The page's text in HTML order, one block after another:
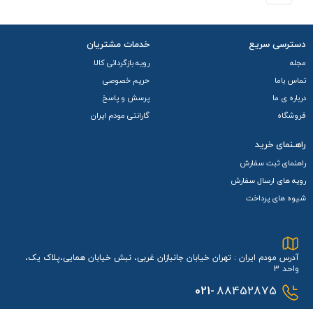
دسترسی سریع
مجله
تماس باما
درباره ی ما
فروشگاه
خدمات مشتریان
رویه بازگردانی کالا
حریم خصوصی
پرسش و پاسخ
گارانتی مودم ایران
راهـنمای خرید
راهنمای ثبت سفارش
رویه های ارسال سفارش
شیوه های پرداخت
آدرس مودم ایران : تهران خیابان جانبازان غربی، نبش خیابان همایی،پلاک یک،
واحد 3
021-88452875